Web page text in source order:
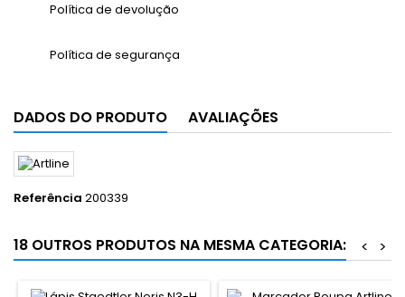
Política de devolução
Política de segurança
DADOS DO PRODUTO AVALIAÇÕES
Referência 200339
18 OUTROS PRODUTOS NA MESMA CATEGORIA: >
<